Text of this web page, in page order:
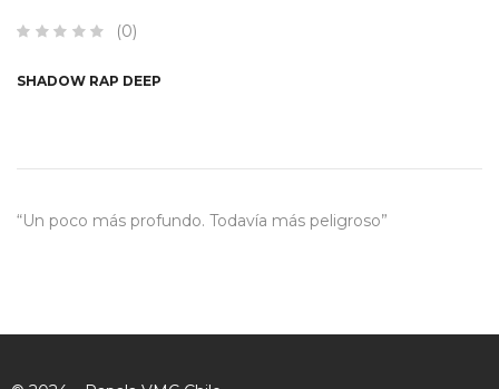
(0)
SHADOW RAP DEEP
“Un poco más profundo. Todavía más peligroso”